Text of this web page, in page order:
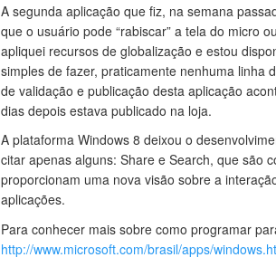
A segunda aplicação que fiz, na semana
que o usuário pode “rabiscar” a tela do micro
apliquei recursos de globalização e estou
simples de fazer, praticamente nenhuma linha
de validação e publicação desta aplicação
dias depois estava publicado na loja.
A plataforma Windows 8 deixou o
citar apenas alguns: Share e Search, que são
proporcionam uma nova visão sobre a
aplicações.
Para conhecer mais sobre como programar
http://www.microsoft.com/brasil/apps/